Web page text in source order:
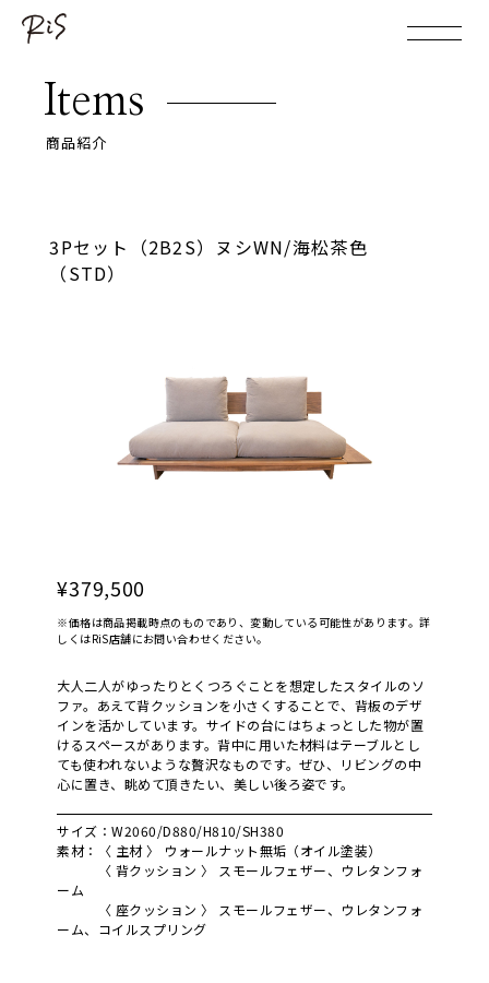
Items
商品紹介
3Pセット（2B2S）ヌシWN/海松茶色
（STD）
¥379,500
※価格は商品掲載時点のものであり、変動している可能性があります。詳
しくはRiS店舗にお問い合わせください。
大人二人がゆったりとくつろぐことを想定したスタイルのソ
ファ。あえて背クッションを小さくすることで、背板のデザ
インを活かしています。サイドの台にはちょっとした物が置
けるスペースがあります。背中に用いた材料はテーブルとし
ても使われないような贅沢なものです。ぜひ、リビングの中
心に置き、眺めて頂きたい、美しい後ろ姿です。
サイズ：W2060/D880/H810/SH380
素材：〈 主材 〉 ウォールナット無垢（オイル塗装）
〈 背クッション 〉 スモールフェザー、ウレタンフォ
ーム
〈 座クッション 〉 スモールフェザー、ウレタンフォ
ーム、コイルスプリング